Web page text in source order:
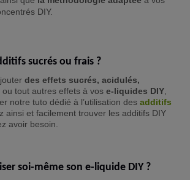
DIY.
sucrés ou frais ?
des effets sucrés, acidulés,
ou tout autres effets à vos e-liquides DIY,
notre tuto dédié à l’utilisation des additifs
ainsi et facilement trouver les additifs DIY
avoir besoin.
soi-même son e-liquide DIY ?